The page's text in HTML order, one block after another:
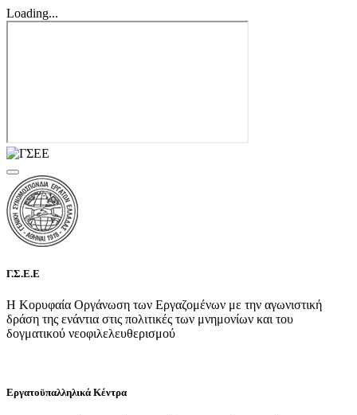
Loading...
Γ.Σ.Ε.Ε
Η Κορυφαία Οργάνωση των Εργαζομένων με την αγωνιστική
δράση της ενάντια στις πολιτικές των μνημονίων και του
δογματικού νεοφιλελευθερισμού
Εργατοϋπαλληλικά Κέντρα